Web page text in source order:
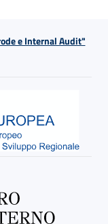
e Internal Audit"